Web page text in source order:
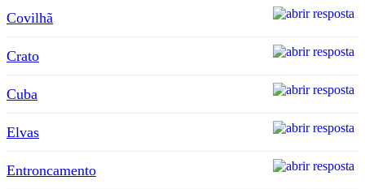
Covilhã
Crato
Cuba
Elvas
Entroncamento